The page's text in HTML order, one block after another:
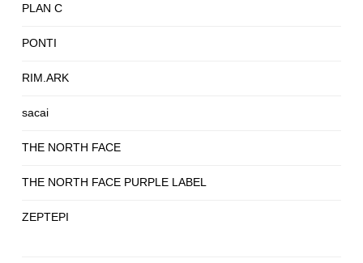
PLAN C
PONTI
RIM.ARK
sacai
THE NORTH FACE
THE NORTH FACE PURPLE LABEL
ZEPTEPI